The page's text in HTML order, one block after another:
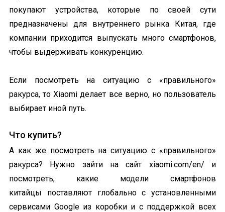
покупают устройства, которые по своей сути
предназначены для внутреннего рынка Китая, где
компании приходится выпускать много смартфонов,
чтобы выдерживать конкуренцию.
Если посмотреть на ситуацию с «правильного»
ракурса, то Xiaomi делает все верно, но пользователь
выбирает иной путь.
Что купить?
А как же посмотреть на ситуацию с «правильного»
ракурса? Нужно зайти на сайт xiaomi.com/en/ и
посмотреть, какие модели смартфонов
китайцы поставляют глобально с установленными
сервисами Google из коробки и с поддержкой всех